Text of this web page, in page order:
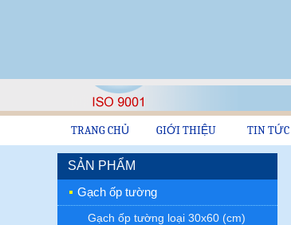
TRANG CHỦ GIỚI THIỆU TIN TỨC
SẢN PHẨM
Gạch ốp tường
Gạch ốp tường loại 30x60 (cm)